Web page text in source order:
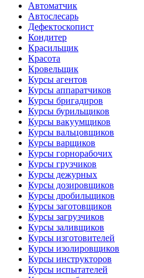
Автоматчик
Автослесарь
Дефектоскопист
Кондитер
Красильщик
Красота
Кровельщик
Курсы агентов
Курсы аппаратчиков
Курсы бригадиров
Курсы бурильщиков
Курсы вакуумщиков
Курсы вальцовщиков
Курсы варщиков
Курсы горнорабочих
Курсы грузчиков
Курсы дежурных
Курсы дозировщиков
Курсы дробильщиков
Курсы заготовщиков
Курсы загрузчиков
Курсы заливщиков
Курсы изготовителей
Курсы изолировщиков
Курсы инструкторов
Курсы испытателей